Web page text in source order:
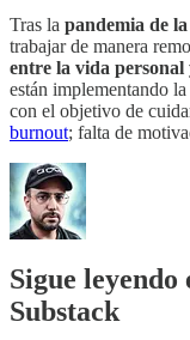
Tras la pandemia de
trabajar de manera
entre la vida
están implementando
con el objetivo de
burnout; falta de
Sigue leyendo
Substack